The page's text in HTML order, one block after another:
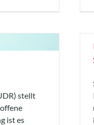
stellt
ist es